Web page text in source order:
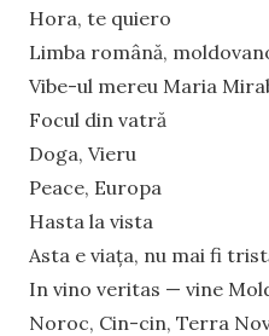
Hora, te quiero
Limba română,
Vibe-ul mereu Maria
Focul din vatră
Doga, Vieru
Peace, Europa
Hasta la vista
Asta e viața, nu mai fi
In vino veritas — vine
Noroc, Cin-cin, Terra